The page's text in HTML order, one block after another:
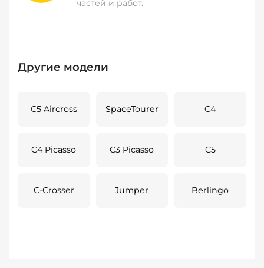
частей и работ.
Другие модели
C5 Aircross SpaceTourer C4
C4 Picasso C3 Picasso C5
C-Crosser Jumper Berlingo